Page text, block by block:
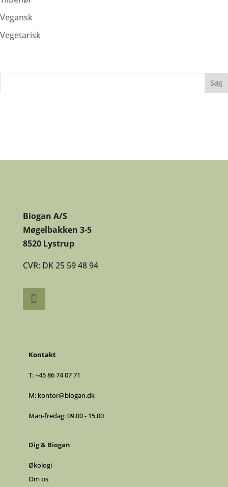
Vegansk
Vegetarisk
Biogan A/S
Møgelbakken 3-5
8520 Lystrup
CVR: DK 25 59 48 94
Kontakt
T:+45 86 74 07 71
M: kontor@biogan.dk
Man-fredag: 09.00 - 15.00
Dig & Biogan
Økologi
Om os